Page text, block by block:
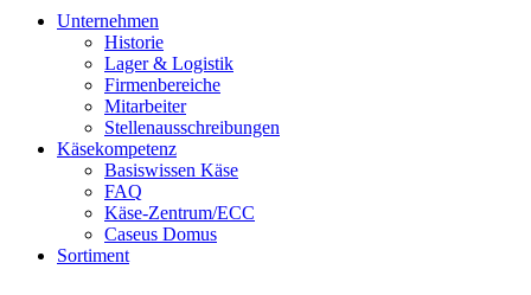
Unternehmen
Historie
Lager & Logistik
Firmenbereiche
Mitarbeiter
Stellenausschreibungen
Käsekompetenz
Basiswissen Käse
FAQ
Käse-Zentrum/ECC
Caseus Domus
Sortiment